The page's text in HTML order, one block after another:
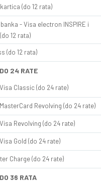
(do 12 rata)
- Visa electron INSPIRE i
12 rata)
(do 12 rata)
24 RATE
Classic (do 24 rate)
Revolving (do 24 rate)
Revolving (do 24 rate)
Gold (do 24 rate)
Charge (do 24 rate)
36 RATA